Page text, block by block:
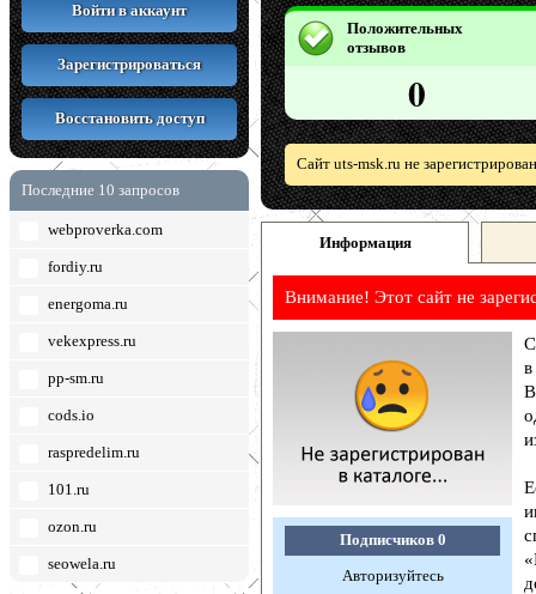
Войти в аккаунт
Зарегистрироваться
Восстановить доступ
Последние 10 запросов
webproverka.com
fordiy.ru
energoma.ru
vekexpress.ru
pp-sm.ru
cods.io
raspredelim.ru
101.ru
ozon.ru
seowela.ru
Положительных
отзывов
0
Сайт uts-msk.ru не
Информация
Внимание! Этот сайт не
Подписчиков 0
Авторизуйтесь